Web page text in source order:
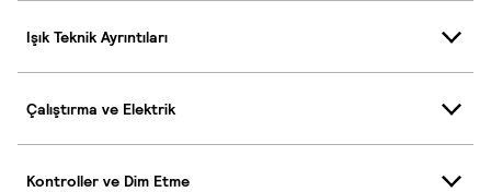
Işık Teknik Ayrıntıları
Çalıştırma ve Elektrik
Kontroller ve Dim Etme